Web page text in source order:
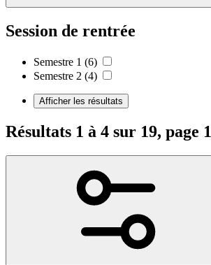
Session de rentrée
Semestre 1 (6)
Semestre 2 (4)
Afficher les résultats
Résultats 1 à 4 sur 19, page